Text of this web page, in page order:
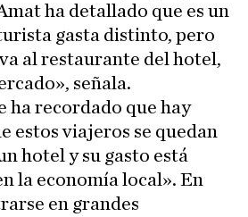
ha detallado que es un
gasta distinto, pero
al restaurante del hotel,
señala.
ha recordado que hay
estos viajeros se quedan
hotel y su gasto está
la economía local». En
en grandes